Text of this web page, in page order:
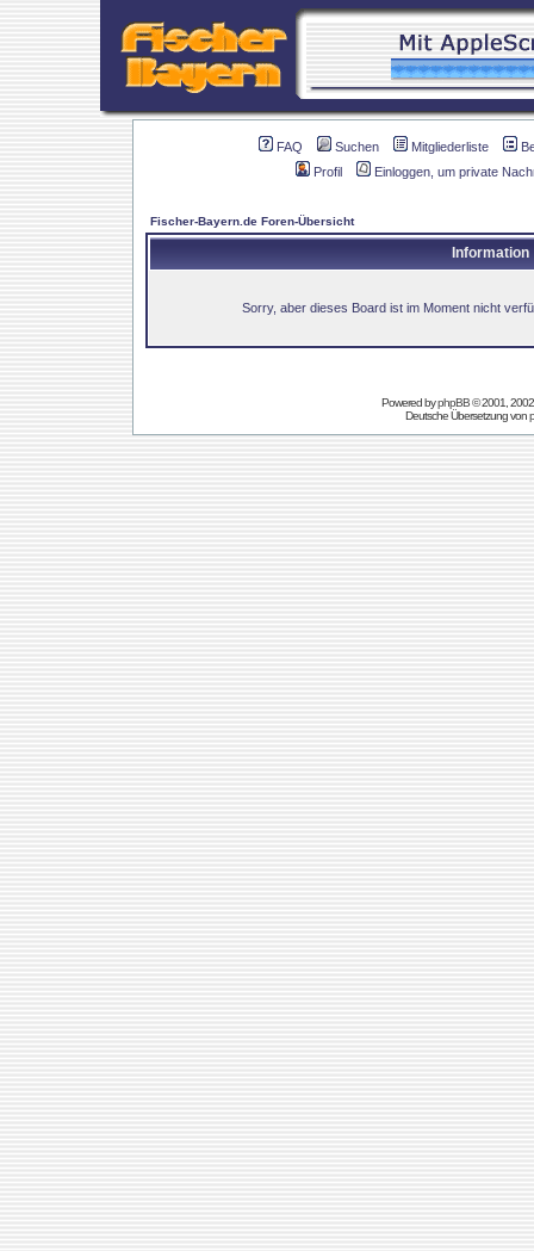
FAQ Suchen Mitgliederliste
Profil
Einloggen, um private
Fischer-Bayern.de Foren-Übersicht
Information
Sorry, aber dieses Board ist im Moment nicht
Powered byphpBB© 2001,
Deutsche Übersetzung von